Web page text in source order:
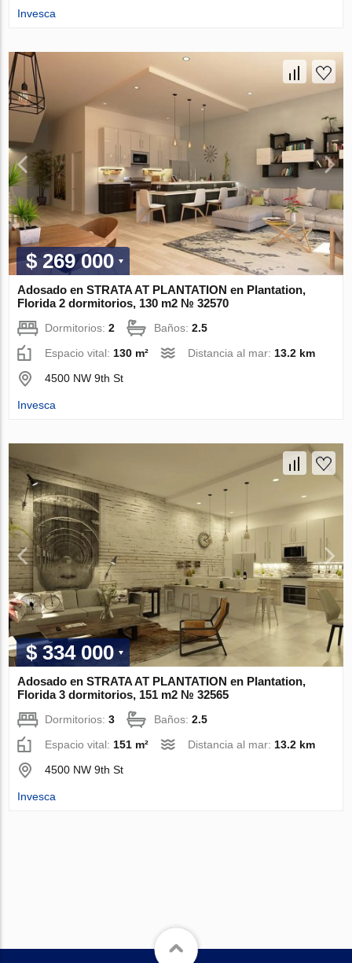
Invesca
$ 269 000
Adosado en STRATA AT PLANTATION en Plantation,
Florida 2 dormitorios, 130 m2 № 32570
Dormitorios:2 Baños:2.5
Espacio vital: 130 m² Distancia al mar: 13.2 km
4500 NW 9th St
Invesca
$ 334 000
Adosado en STRATA AT PLANTATION en Plantation,
Florida 3 dormitorios, 151 m2 № 32565
Dormitorios:3 Baños:2.5
Espacio vital: 151 m² Distancia al mar: 13.2 km
4500 NW 9th St
Invesca